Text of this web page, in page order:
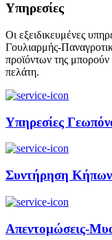
Υπηρεσίες
Οι εξειδικευμένες
Γουλιαρμής-
προϊόντων της μπορούν
πελάτη.
Υπηρεσίες
Συντήρηση
Απεντομώσεις-